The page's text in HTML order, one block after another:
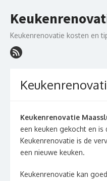
naar
inhoud
Keukenrenovatie kosten en
Keukenrenovatie
een keuken gekocht en is
Keukenrenovatie is de
een nieuwe keuken.
Keukenrenovatie kan